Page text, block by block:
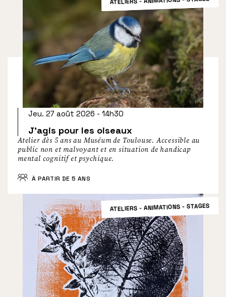
J’agis pour les oiseaux
Jeu. 27 août 2026 - 14h30
Atelier dès 5 ans au Muséum de Toulouse. Accessible au
public non et malvoyant et en situation de handicap
mental cognitif et psychique.
À PARTIR DE 5 ANS
ATELIERS - ANIMATIONS - STAGES